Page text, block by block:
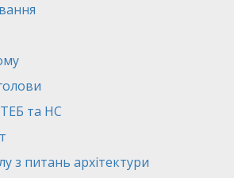
ТЕБ та НС
з питань архітектури